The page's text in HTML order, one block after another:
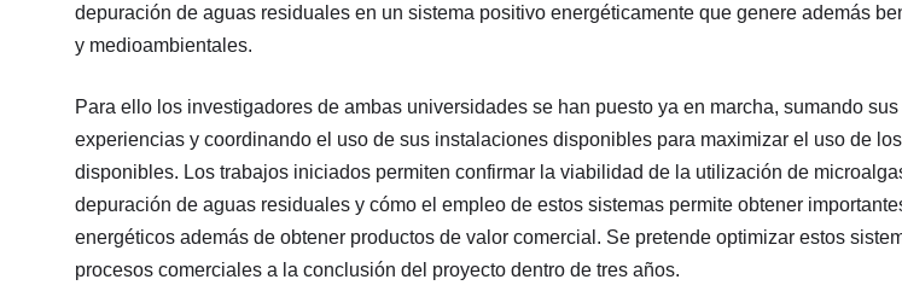
depuración de aguas residuales en un sistema positivo energéticamente que genere además
y medioambientales.
Para ello los investigadores de ambas universidades se han puesto ya en marcha, sumando
experiencias y coordinando el uso de sus instalaciones disponibles para maximizar el uso de
disponibles. Los trabajos iniciados permiten confirmar la viabilidad de la utilización de
depuración de aguas residuales y cómo el empleo de estos sistemas permite obtener
energéticos además de obtener productos de valor comercial. Se pretende optimizar estos
procesos comerciales a la conclusión del proyecto dentro de tres años.